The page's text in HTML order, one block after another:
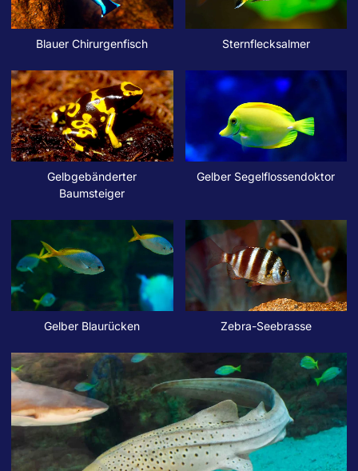
Blauer Chirurgenfisch Sternflecksalmer
Gelbgebänderter
Baumsteiger
Gelber Segelflossendoktor
Gelber Blaurücken Zebra-Seebrasse